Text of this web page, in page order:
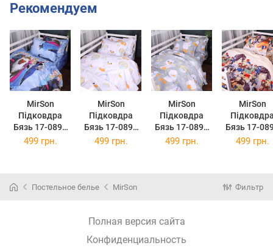
Рекомендуем
MirSon
Підковдра
Бязь 17-0894
Frozen Team
MirSon
Підковдра
Бязь 17-0895
Baby Ducks
MirSon
Підковдра
Бязь 17-0896
Baby Ducks
MirSon
Бязь 17-
Anime
499 грн. 499 грн. 499 грн. 499 грн.
Постельное белье MirSon Фильтр
Полная версия сайта
Конфиденциальность